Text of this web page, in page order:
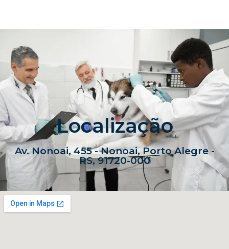
Localização
Av. Nonoai, 455 - Nonoai, Porto Alegre -
RS, 91720-000